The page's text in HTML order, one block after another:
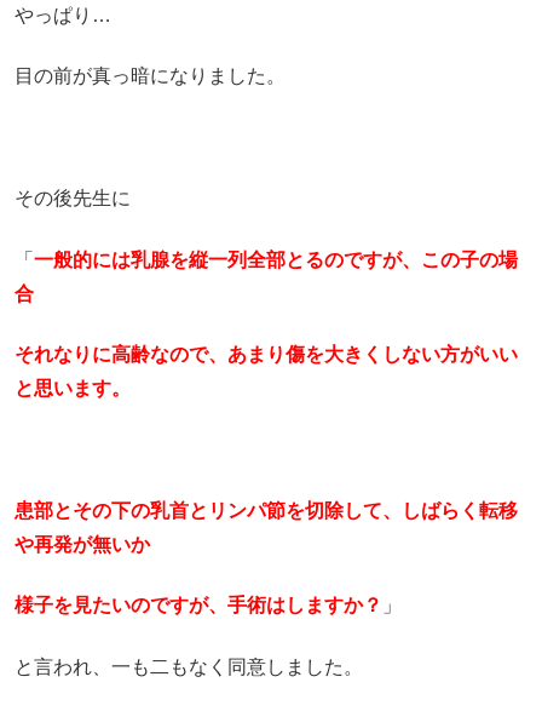
やっぱり…
目の前が真っ暗になりました。
その後先生に
「 一般的には乳腺を縦一列全部とるのですが、この子の場
合
それなりに高齢なので、あまり傷を大きくしない方がいい
と思います。
患部とその下の乳首とリンパ節を切除して、しばらく転移
や再発が無いか
様子を見たいのですが、手術はしますか？ 」
と言われ、一も二もなく同意しました。